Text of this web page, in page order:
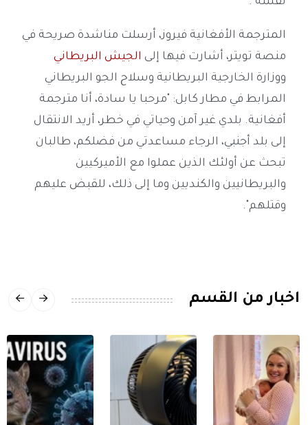
المترجمة الأفغانية فيروز، أرسلت مناشدة صريحة في
منصة تويتر، أشارت فيها إلى الجيش البريطاني
ووزارة الخارجية البريطانية وسلاح الجو البريطاني
المرابط في مطار كابل: "مرحبا يا سادة، أنا مترجمة
أفغانية. بلدي غير آمن وحياتي في خطر، أريد الانتقال
إلى بلد أجنبي، الرجاء مساعدتي من فضلكم، طالبان
تبحث عن أولئك الذين عملوا مع الأميركيين
والبريطانيين والكنديين وما إلى ذلك، للقبض عليهم
وقتلهم".
اخبار من القسم